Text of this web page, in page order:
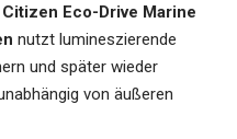
Eco-Drive Marine
nutzt lumineszierende
und später wieder
von äußeren